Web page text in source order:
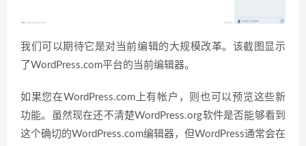
我们可以期待它是对当前编辑的大规模改革。该截图显示
了WordPress.com平台的当前编辑器。
如果您在WordPress.com上有帐户，则也可以预览这些新
功能。虽然现在还不清楚WordPress.org软件是否能够看到
这个确切的WordPress.com编辑器，但WordPress通常会在